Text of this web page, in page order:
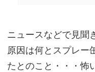
ニュースなどで見聞
原因は何とスプレー
たとのこと・・・怖